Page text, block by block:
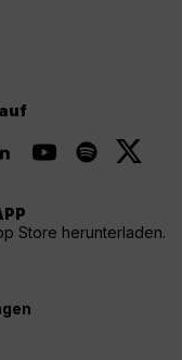
Store herunterladen.